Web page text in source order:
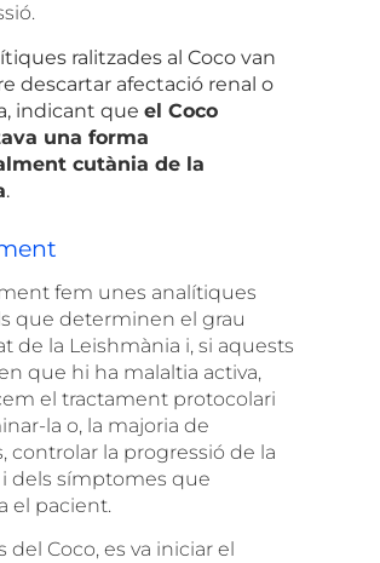
ralitzades al Coco van
descartar afectació renal o
indicant que el Coco
una forma
cutània de la
.
fem unes analítiques
que determinen el grau
de la Leishmània i, si aquests
que hi ha malaltia activa,
el tractament protocolari
la o, la majoria de
controlar la progressió de la
dels símptomes que
el pacient.
del Coco, es va iniciar el